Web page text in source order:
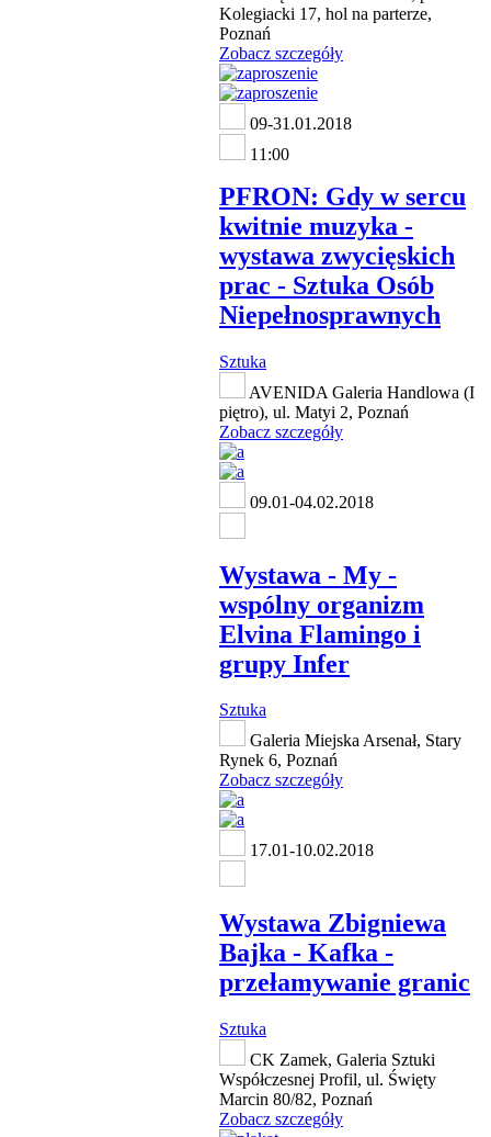
Kolegiacki 17, hol na parterze,
Poznań
Zobacz szczegóły
09-31.01.2018
11:00
PFRON: Gdy w sercu
kwitnie muzyka -
wystawa zwycięskich
prac - Sztuka Osób
Niepełnosprawnych
Sztuka
AVENIDA Galeria Handlowa (I
piętro), ul. Matyi 2, Poznań
Zobacz szczegóły
09.01-04.02.2018
Wystawa - My -
wspólny organizm
Elvina Flamingo i
grupy Infer
Sztuka
Galeria Miejska Arsenał, Stary
Rynek 6, Poznań
Zobacz szczegóły
17.01-10.02.2018
Wystawa Zbigniewa
Bajka - Kafka -
przełamywanie granic
Sztuka
CK Zamek, Galeria Sztuki
Współczesnej Profil, ul. Święty
Marcin 80/82, Poznań
Zobacz szczegóły